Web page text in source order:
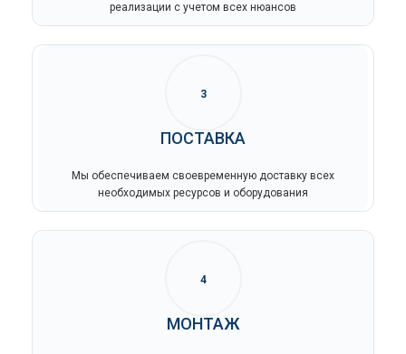
реализации с учетом всех нюансов
3
ПОСТАВКА
Мы обеспечиваем своевременную доставку всех
необходимых ресурсов и оборудования
4
МОНТАЖ